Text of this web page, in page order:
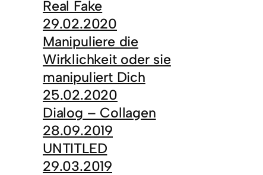
Real Fake
29.02.2020
Manipuliere die
Wirklichkeit oder sie
manipuliert Dich
25.02.2020
Dialog – Collagen
28.09.2019
UNTITLED
29.03.2019